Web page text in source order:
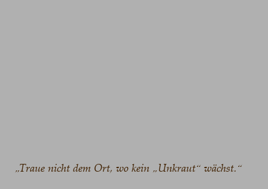
„Traue nicht dem Ort, wo kein „Unkraut“ wächst.“